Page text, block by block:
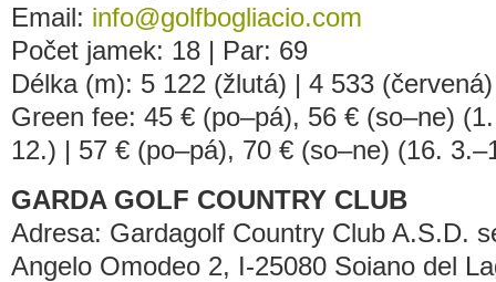
Email: info@golfbogliacio.com
Počet jamek: 18 | Par: 69
Délka (m): 5 122 (žlutá) | 4 533 (červená)
Green fee: 45 € (po–pá), 56 € (so–ne)
12.) | 57 € (po–pá), 70 € (so–ne) (16.
GARDA GOLF COUNTRY CLUB
Adresa: Gardagolf Country Club A.S.D.
Angelo Omodeo 2, I-25080 Soiano del